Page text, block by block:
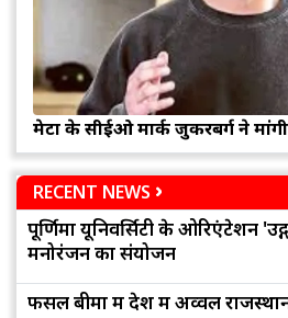
मेटा के सीईओ मार्क जुकरबर्ग ने
RECENT NEWS
पूर्णिमा यूनिवर्सिटी के ओरिएंटेशन
मनोरंजन का संयोजन
फसल बीमा में देश में अव्वल